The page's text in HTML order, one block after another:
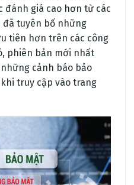
đánh giá cao hơn từ các
đã tuyên bố những
tiên hơn trên các công
phiên bản mới nhất
cảnh báo bảo
truy cập vào trang